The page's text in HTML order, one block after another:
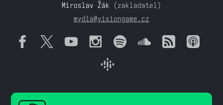
Miroslav Žák (zakladatel)
mydla@visiongame.cz